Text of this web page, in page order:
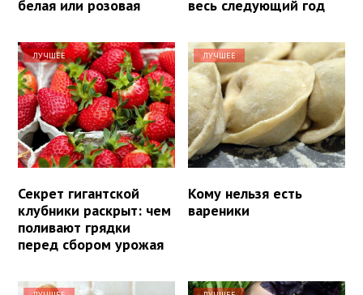
белая или розовая
весь следующий год
ЛУЧШЕЕ
Секрет гигантской
клубники раскрыт: чем
поливают грядки
перед сбором урожая
ЛУЧШЕЕ
Кому нельзя есть
вареники